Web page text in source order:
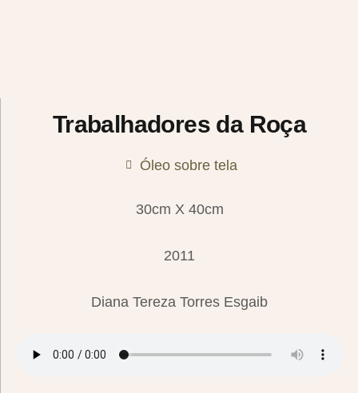
Trabalhadores da Roça
Óleo sobre tela
30cm X 40cm
2011
Diana Tereza Torres Esgaib